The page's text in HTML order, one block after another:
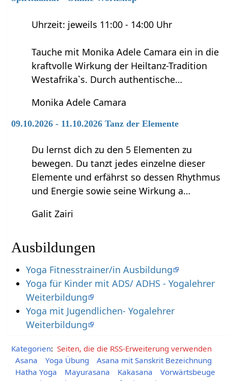
Uhrzeit: jeweils 11:00 - 14:00 Uhr
Tauche mit Monika Adele Camara ein in die
kraftvolle Wirkung der Heiltanz-Tradition
Westafrika`s. Durch authentische…
Monika Adele Camara
09.10.2026 - 11.10.2026 Tanz der Elemente
Du lernst dich zu den 5 Elementen zu
bewegen. Du tanzt jedes einzelne dieser
Elemente und erfährst so dessen Rhythmus
und Energie sowie seine Wirkung a…
Galit Zairi
Ausbildungen
Yoga Fitnesstrainer/in Ausbildung
Yoga für Kinder mit ADS/ ADHS - Yogalehrer
Weiterbildung
Yoga mit Jugendlichen- Yogalehrer
Weiterbildung
Kategorien: Seiten, die die RSS-Erweiterung verwenden
Asana
Yoga Übung
Asana mit Sanskrit Bezeichnung
Hatha Yoga
Mayurasana Kakasana
Vorwärtsbeuge